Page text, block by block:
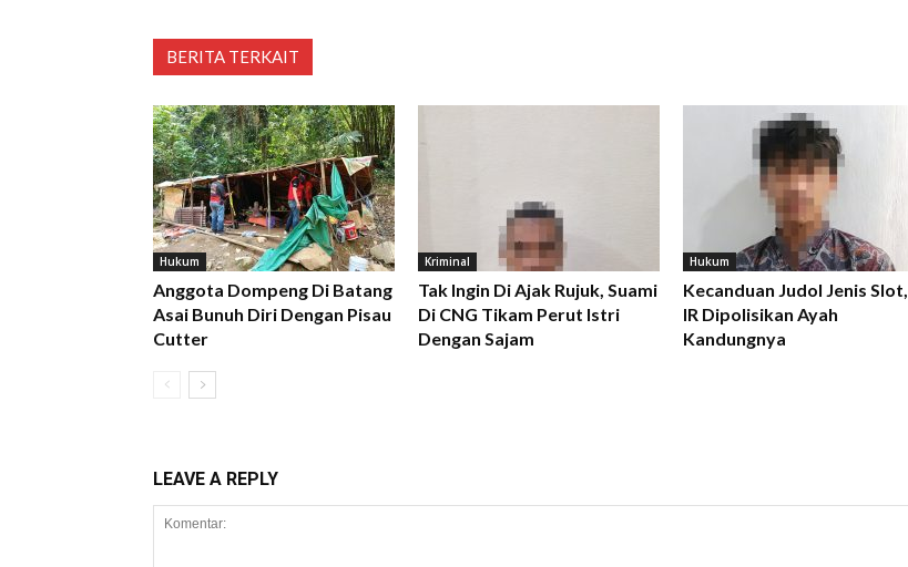
BERITA TERKAIT
Hukum
Anggota Dompeng Di Batang
Asai Bunuh Diri Dengan Pisau
Cutter
Kriminal
Tak Ingin Di Ajak Rujuk, Suami
Di CNG Tikam Perut Istri
Dengan Sajam
Hukum
Kecanduan Judol Jenis Slot,
IR Dipolisikan Ayah
Kandungnya
LEAVE A REPLY